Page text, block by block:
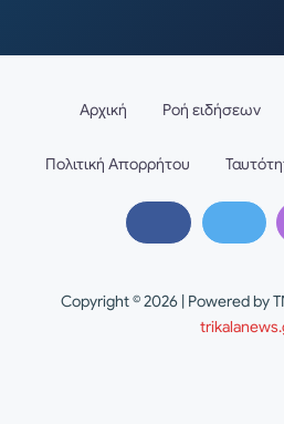
Copyright © 2026 | Powered by
Αρχική Ροή ειδήσεων
Πολιτική Απορρήτου